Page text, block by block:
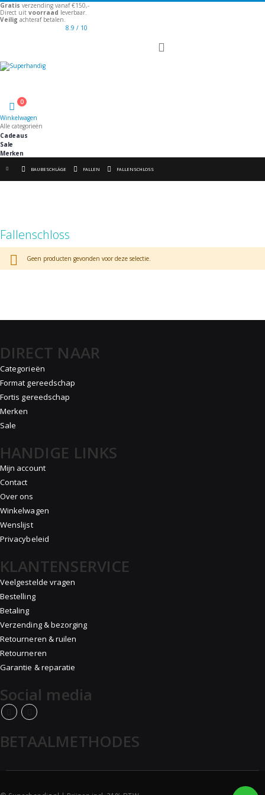
Gratis verzending vanaf €150,-
Direct uit voorraad leverbaar.
Veilig achteraf betalen.
8.9 / 10
Winkelwagen
0
Winkelwagen
Alle categorieën
Cadeaus
Sale
Merken
BAUBESCHLÄGE FALLEN FALLENSCHLOSS
Fallenschloss
Geen producten gevonden voor deze selectie.
DIRECT NAAR
Categorieën
Format gereedschap
Fortis gereedschap
Merken
Sale
HANDIGE LINKS
Mijn account
Contact
Over ons
Winkelwagen
Wenslijst
Privacybeleid
KLANTENSERVICE
Veelgestelde vragen
Bestelling
Betaling
Verzending & bezorging
Retourneren & ruilen
Retourneren
Garantie & reparatie
Social media
BETAALMETHODES